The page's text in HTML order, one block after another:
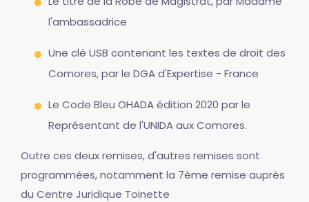
l'ambassadrice
Une clé USB contenant les textes de droit des
Comores, par le DGA d'Expertise - France
Le Code Bleu OHADA édition 2020 par le
Représentant de l'UNIDA aux Comores.
Outre ces deux remises, d'autres remises sont
programmées, notamment la 7ème remise auprès
du Centre Juridique Toinette